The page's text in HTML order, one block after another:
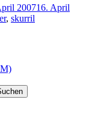
200716. April
, skurril